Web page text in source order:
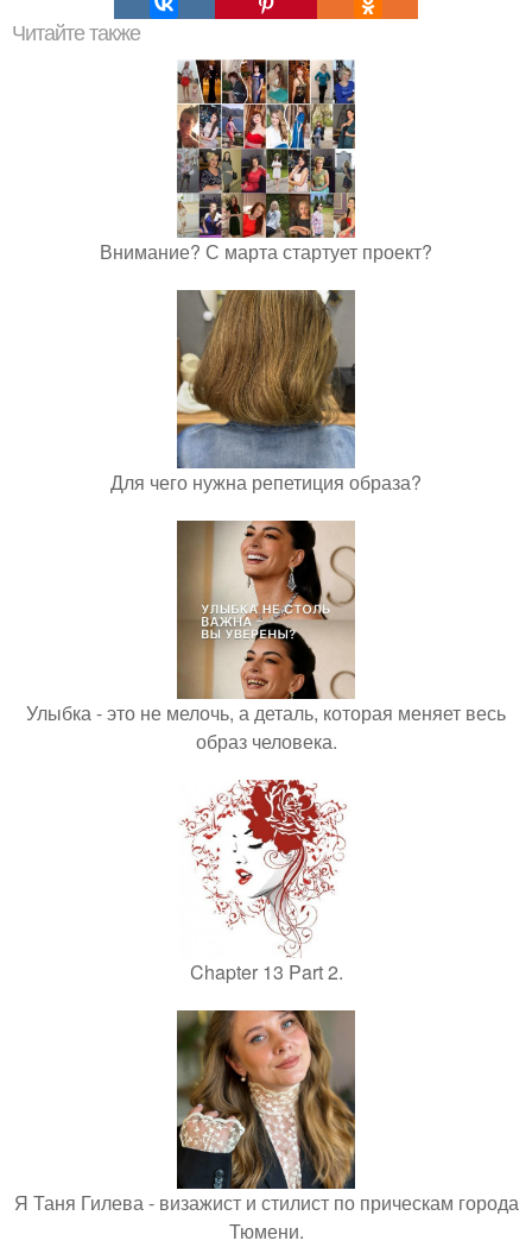
Читайте также
Внимание? С марта стартует проект?
Для чего нужна репетиция образа?
Улыбка - это не мелочь, а деталь, которая меняет весь
образ человека.
Chapter 13 Part 2.
Я Таня Гилева - визажист и стилист по прическам города
Тюмени.